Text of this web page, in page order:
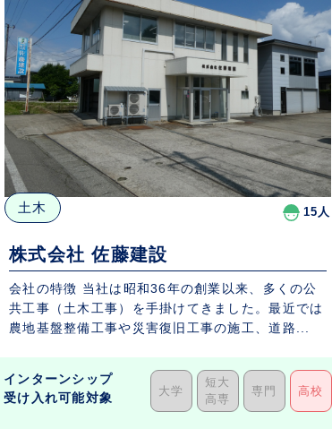
土木 15人
株式会社 佐藤建設
会社の特徴 当社は昭和36年の創業以来、多くの公
共工事（土木工事）を手掛けてきました。最近では
農地基盤整備工事や災害復旧工事の施工、道路...
インターンシップ
受け入れ可能対象
大学
短大
高専
専門 高校